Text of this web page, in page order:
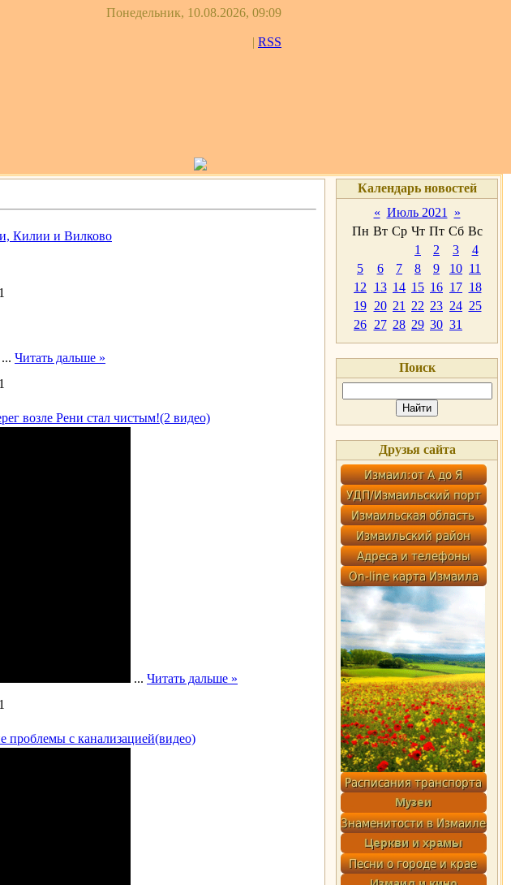
Понедельник, 10.08.2026, 09:09
| RSS
Килии и Вилково
... Читать дальше »
возле Рени стал чистым!(2 видео)
... Читать дальше »
с канализацией(видео)
Календарь новостей
« Июль 2021
»
Пн Вт Ср Чт Пт Сб Вс
1
2 3
4
5
6 7 8 9 10 11
12
13 14 15 16 17 18
19 20 21 22 23 24 25
26 27 28 29 30 31
Поиск
Друзья сайта